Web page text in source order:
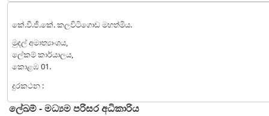
කේ.වී.ජී.කේ. කලවිටිගොඩ මහත්මිය.
මුදල් අමාත්‍යාංශය,
ලේකම් කාර්යාලය,
කොළඹ 01.
දුරකථන :
ලේඛම් - මධ්‍යම පරිසර අධිකාරිය